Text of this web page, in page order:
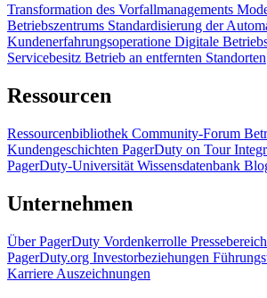
Transformation des Vorfallmanagements
Betriebszentrums Standardisierung der
Kundenerfahrungsoperatione Digitale
Servicebesitz Betrieb an entfernten Standorten
Ressourcen
Ressourcenbibliothek Community-Forum
Kundengeschichten PagerDuty on Tour
PagerDuty-Universität Wissensdatenbank
Unternehmen
Über PagerDuty Vordenkerrolle Pressebereich
PagerDuty.org Investorbeziehungen
Karriere Auszeichnungen